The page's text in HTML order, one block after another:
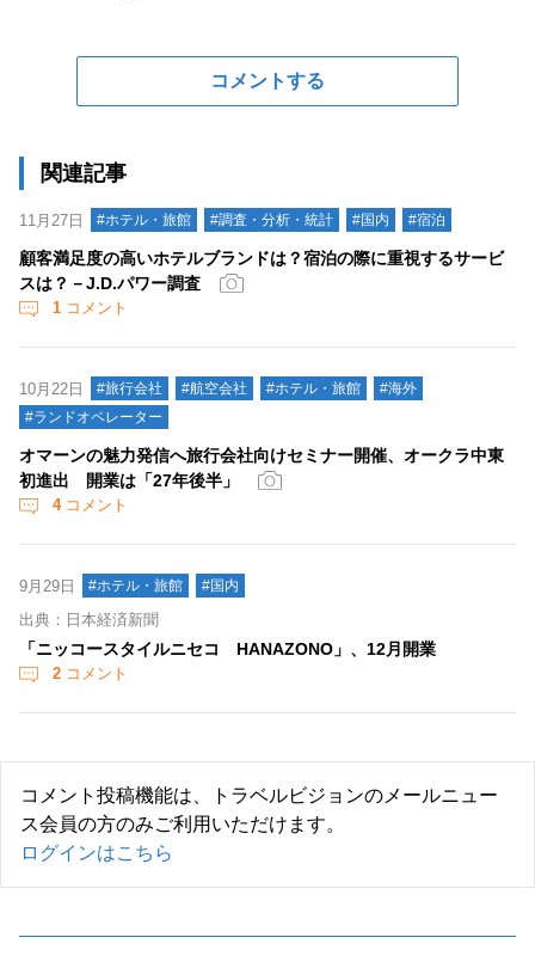
コメントする
関連記事
11月27日 #ホテル・旅館 #調査・分析・統計 #国内 #宿泊
顧客満足度の高いホテルブランドは？宿泊の際に重視するサービ
スは？－J.D.パワー調査
1 コメント
10月22日 #旅行会社 #航空会社 #ホテル・旅館
#海外
#ランドオペレーター
オマーンの魅力発信へ旅行会社向けセミナー開催、オークラ中東
初進出 開業は「27年後半」
4コメント
9月29日 #ホテル・旅館 #国内
出典：日本経済新聞
「ニッコースタイルニセコ HANAZONO」、12月開業
2 コメント
コメント投稿機能は、トラベルビジョンのメールニュー
ス会員の方のみご利用いただけます。
ログインはこちら